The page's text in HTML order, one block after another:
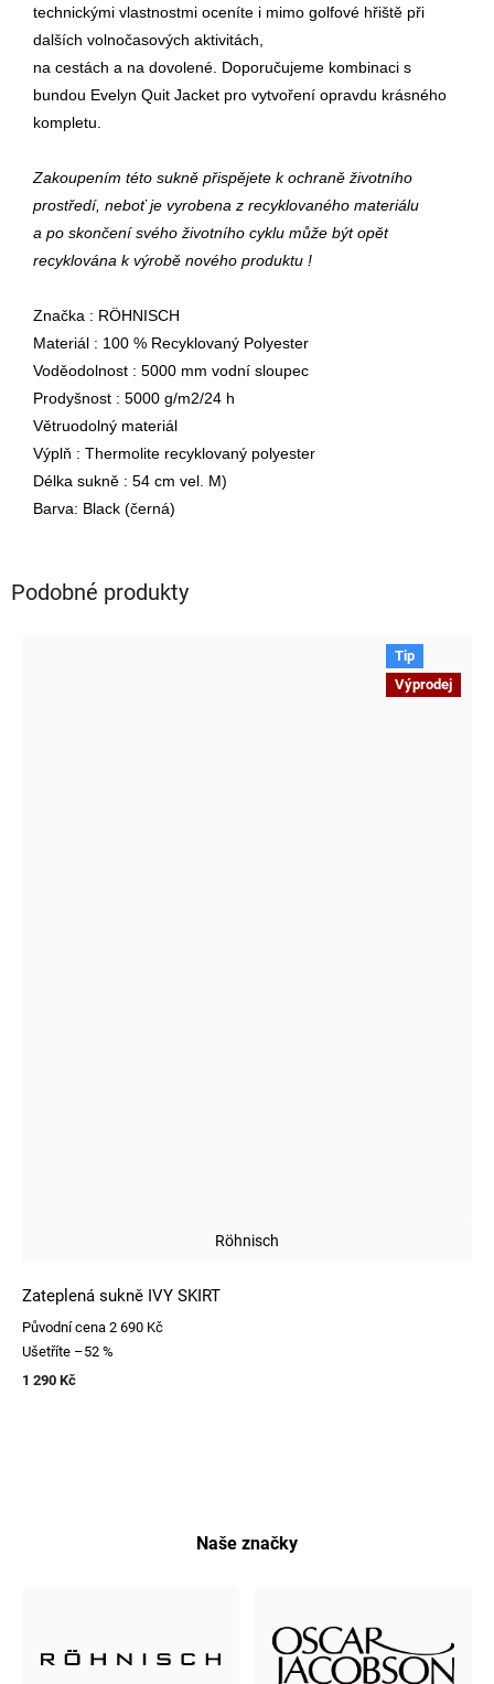
technickými vlastnostmi oceníte i mimo golfové hřiště při
dalších volnočasových aktivitách,
na cestách a na dovolené. Doporučujeme kombinaci s
bundou Evelyn Quit Jacket pro vytvoření opravdu krásného
kompletu.
Zakoupením této sukně přispějete k ochraně životního
prostředí, neboť je vyrobena z recyklovaného materiálu
a po skončení svého životního cyklu může být opět
recyklována k výrobě nového produktu !
Značka : RÖHNISCH
Materiál : 100 % Recyklovaný Polyester
Voděodolnost : 5000 mm vodní sloupec
Prodyšnost : 5000 g/m2/24 h
Větruodolný materiál
Výplň : Thermolite recyklovaný polyester
Délka sukně : 54 cm vel. M)
Barva: Black (černá)
Podobné produkty
Tip
Výprodej
Röhnisch
Zateplená sukně IVY SKIRT
Původní cena 2 690 Kč
Ušetříte –52 %
1 290 Kč
Naše značky